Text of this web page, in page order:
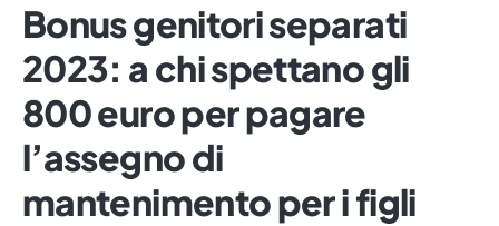
Bonus genitori separati
2023: a chi spettano gli
800 euro per pagare
l’assegno di
mantenimento per i figli